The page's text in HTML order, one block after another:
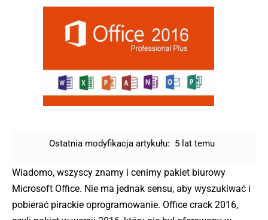
Ostatnia modyfikacja artykułu: 5 lat temu
Wiadomo, wszyscy znamy i cenimy pakiet biurowy
Microsoft Office. Nie ma jednak sensu, aby wyszukiwać i
pobierać pirackie oprogramowanie. Office crack 2016,